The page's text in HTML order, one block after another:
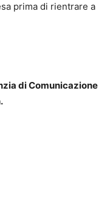
prima di rientrare a
di Comunicazione